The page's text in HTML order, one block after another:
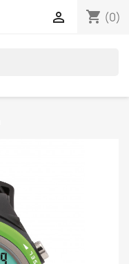
shopping_cart (0)
